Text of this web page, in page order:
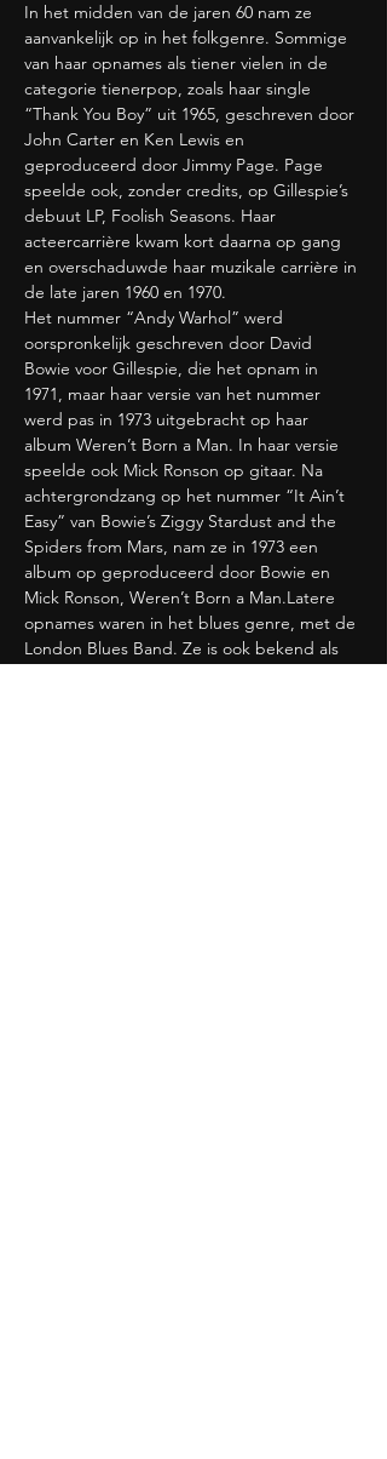
In het midden van de jaren 60 nam ze
aanvankelijk op in het folkgenre. Sommige
van haar opnames als tiener vielen in de
categorie tienerpop, zoals haar single
“Thank You Boy” uit 1965, geschreven door
John Carter en Ken Lewis en
geproduceerd door Jimmy Page. Page
speelde ook, zonder credits, op Gillespie’s
debuut LP, Foolish Seasons. Haar
acteercarrière kwam kort daarna op gang
en overschaduwde haar muzikale carrière in
de late jaren 1960 en 1970.
Het nummer “Andy Warhol” werd
oorspronkelijk geschreven door David
Bowie voor Gillespie, die het opnam in
1971, maar haar versie van het nummer
werd pas in 1973 uitgebracht op haar
album Weren’t Born a Man. In haar versie
speelde ook Mick Ronson op gitaar. Na
achtergrondzang op het nummer “It Ain’t
Easy” van Bowie’s Ziggy Stardust and the
Spiders from Mars, nam ze in 1973 een
album op geproduceerd door Bowie en
Mick Ronson, Weren’t Born a Man.Latere
opnames waren in het blues genre, met de
London Blues Band. Ze is ook bekend als